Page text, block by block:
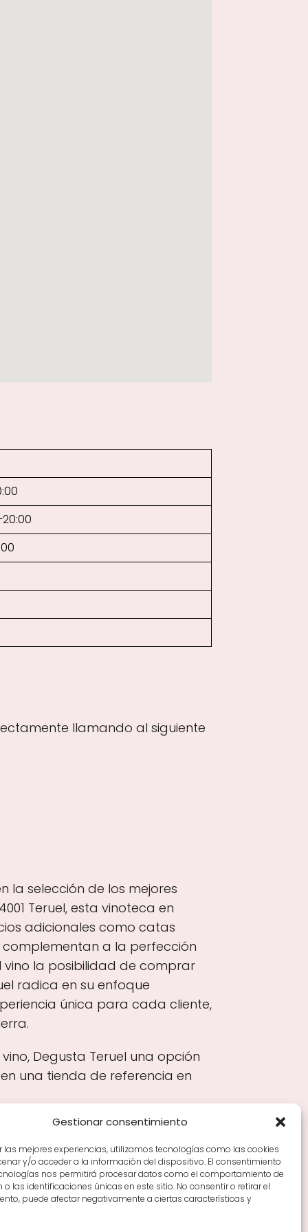
Gestionar consentimiento
las mejores experiencias, utilizamos tecnologías como las cookies
y/o acceder a la información del dispositivo. El consentimiento
nos permitirá procesar datos como el comportamiento de
o las identificaciones únicas en este sitio. No consentir o retirar el
puede afectar negativamente a ciertas características y
llamando al siguiente
la selección de los mejores
Teruel, esta vinoteca en
adicionales como catas
a la perfección
la posibilidad de comprar
radica en su enfoque
única para cada cliente,
Degusta Teruel una opción
una tienda de referencia en
Tiendas de vino por ciudades
Tipos de Rioja y
Rioja Vino Rioja para empezar
Zonas de Rioja y